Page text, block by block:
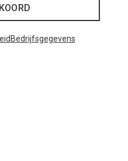
bekeken
Bedrijfsgegevens